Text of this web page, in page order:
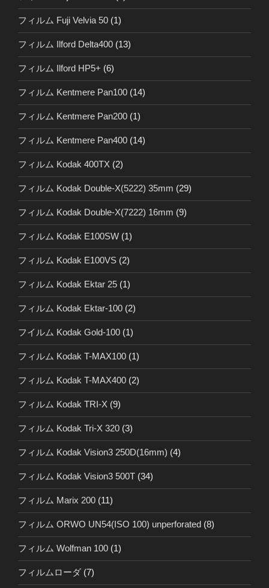
フィルム Fuji Velvia 50 (1)
フィルム Ilford Delta400 (13)
フィルム Ilford HP5+ (6)
フィルム Kentmere Pan100 (14)
フィルム Kentmere Pan200 (1)
フィルム Kentmere Pan400 (14)
フィルム Kodak 400TX (2)
フィルム Kodak Double-X(5222) 35mm (29)
フィルム Kodak Double-X(7222) 16mm (9)
フィルム Kodak E100SW (1)
フィルム Kodak E100VS (2)
フィルム Kodak Ektar 25 (1)
フィルム Kodak Ektar-100 (2)
フイルム Kodak Gold-100 (1)
フィルム Kodak T-MAX100 (1)
フィルム Kodak T-MAX400 (2)
フィルム Kodak TRI-X (9)
フィルム Kodak Tri-X 320 (3)
フィルム Kodak Vision3 250D(16mm) (4)
フィルム Kodak Vision3 500T (34)
フィルム Marix 200 (11)
フィルム ORWO UN54(ISO 100) unperforated (8)
フィルム Wolfman 100 (1)
フィルムローダ (7)